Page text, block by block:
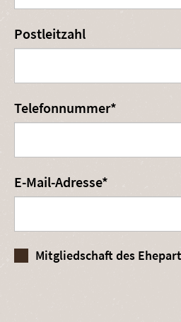
Postleitzahl
Pflichtfeld
Telefonnummer*
Pflichtfeld
E-Mail-Adresse*